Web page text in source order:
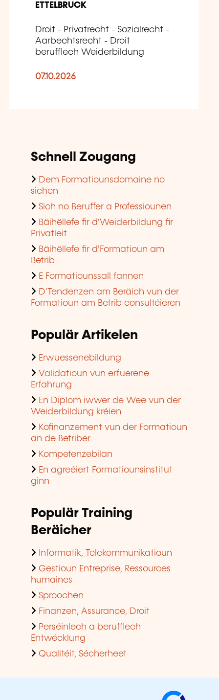
ETTELBRUCK
Droit - Privatrecht - Sozialrecht -
Aarbechtsrecht - Droit
berufflech Weiderbildung
07.10.2026
Schnell Zougang
Dem Formatiounsdomaine no
sichen
Sich no Beruffer a Professiounen
Bäihëllefe fir d'Weiderbildung fir
Privatleit
Bäihëllefe fir d'Formatioun am
Betrib
E Formatiounssall fannen
D'Tendenzen am Beräich vun der
Formatioun am Betrib consultéieren
Populär Artikelen
Erwuessenebildung
Validatioun vun erfuerene
Erfahrung
En Diplom iwwer de Wee vun der
Weiderbildung kréien
Kofinanzement vun der Formatioun
an de Betriber
Kompetenzebilan
En agreéiert Formatiounsinstitut
ginn
Populär Training
Beräicher
Informatik, Telekommunikatioun
Gestioun Entreprise, Ressources
humaines
Sproochen
Finanzen, Assurance, Droit
Perséinlech a berufflech
Entwécklung
Qualitéit, Sécherheet